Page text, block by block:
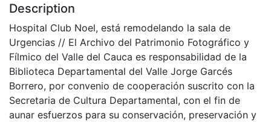
Description
Hospital Club Noel, está remodelando la sala de
Urgencias // El Archivo del Patrimonio Fotográfico y
Fílmico del Valle del Cauca es responsabilidad de la
Biblioteca Departamental del Valle Jorge Garcés
Borrero, por convenio de cooperación suscrito con la
Secretaria de Cultura Departamental, con el fin de
aunar esfuerzos para su conservación, preservación y